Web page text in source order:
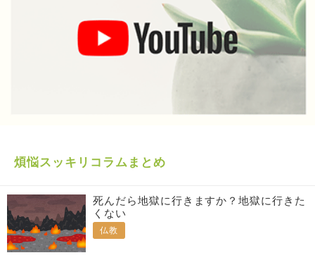
煩悩スッキリコラムまとめ
死んだら地獄に行きますか？地獄に行きた
くない
仏教